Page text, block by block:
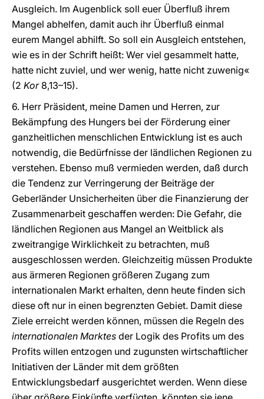
Ausgleich. Im Augenblick soll euer Überfluß ihrem
Mangel abhelfen, damit auch ihr Überfluß einmal
eurem Mangel abhilft. So soll ein Ausgleich entstehen,
wie es in der Schrift heißt: Wer viel gesammelt hatte,
hatte nicht zuviel, und wer wenig, hatte nicht zuwenig«
(2 Kor8,13–15).
6. Herr Präsident, meine Damen und Herren, zur
Bekämpfung des Hungers bei der Förderung einer
ganzheitlichen menschlichen Entwicklung ist es auch
notwendig, die Bedürfnisse der ländlichen Regionen zu
verstehen. Ebenso muß vermieden werden, daß durch
die Tendenz zur Verringerung der Beiträge der
Geberländer Unsicherheiten über die Finanzierung der
Zusammenarbeit geschaffen werden: Die Gefahr, die
ländlichen Regionen aus Mangel an Weitblick als
zweitrangige Wirklichkeit zu betrachten, muß
ausgeschlossen werden. Gleichzeitig müssen Produkte
aus ärmeren Regionen größeren Zugang zum
internationalen Markt erhalten, denn heute finden sich
diese oft nur in einen begrenzten Gebiet. Damit diese
Ziele erreicht werden können, müssen die Regeln des
internationalen Marktes der Logik des Profits um des
Profits willen entzogen und zugunsten wirtschaftlicher
Initiativen der Länder mit dem größten
Entwicklungsbedarf ausgerichtet werden. Wenn diese